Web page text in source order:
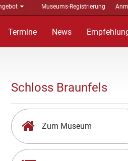
Museums-Registrierung
Termine News
Schloss Braunfels
Zum Museum